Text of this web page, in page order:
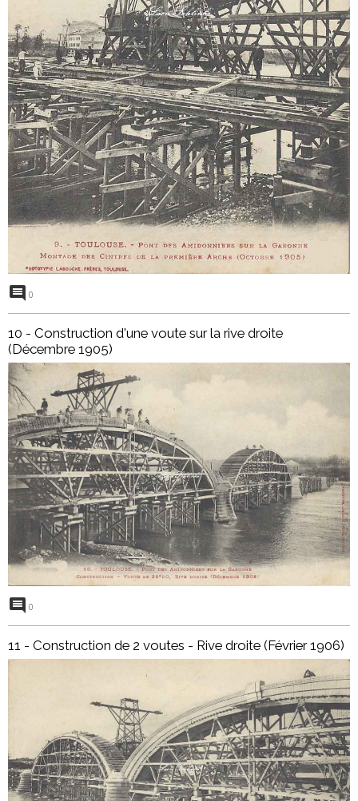
0
10 - Construction d'une voute sur la rive droite
(Décembre 1905)
0
11 - Construction de 2 voutes - Rive droite (Février 1906)